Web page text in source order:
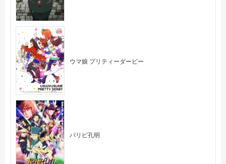
ウマ娘 プリティーダービー
パリピ孔明